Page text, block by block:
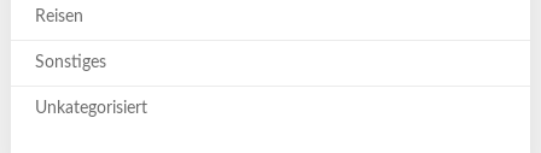
Reisen
Sonstiges
Unkategorisiert